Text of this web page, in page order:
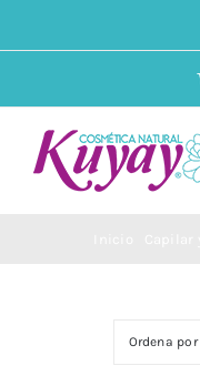
al
Ordena por